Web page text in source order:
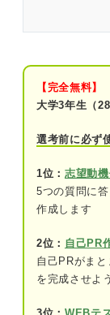
企業
【完全無料】
大学3年生（
選考前に必ず
1位： 志望動
5つの質問に
作成します
2位： 自己PR
自己PRがま
を完成させよう